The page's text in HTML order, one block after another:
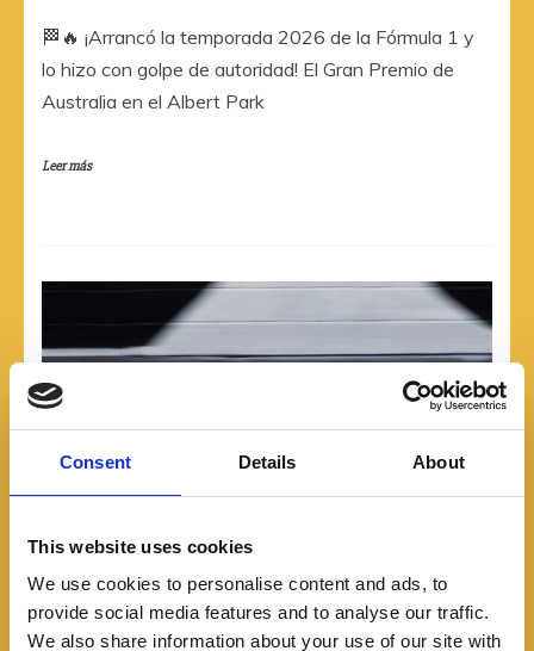
Consent Details About
This website uses cookies
We use cookies to personalise content and ads, to
provide social media features and to analyse our traffic.
We also share information about your use of our site with
🏁🔥 ¡Arrancó la temporada 2026 de la Fórmula 1 y
lo hizo con golpe de autoridad! El Gran Premio de
Australia en el Albert Park
Leer más